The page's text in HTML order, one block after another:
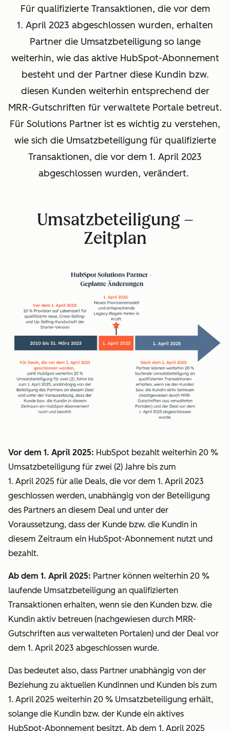
Für qualifizierte Transaktionen, die vor dem
1. April 2023 abgeschlossen wurden, erhalten
Partner die Umsatzbeteiligung so lange
weiterhin, wie das aktive HubSpot-Abonnement
besteht und der Partner diese Kundin bzw.
diesen Kunden weiterhin entsprechend der
MRR-Gutschriften für verwaltete Portale betreut.
Für Solutions Partner ist es wichtig zu verstehen,
wie sich die Umsatzbeteiligung für qualifizierte
Transaktionen, die vor dem 1. April 2023
abgeschlossen wurden, verändert.
Umsatzbeteiligung –
Zeitplan
Vor dem 1. April 2025: HubSpot bezahlt weiterhin 20 %
Umsatzbeteiligung für zwei (2) Jahre bis zum
1. April 2025 für alle Deals, die vor dem 1. April 2023
geschlossen werden, unabhängig von der Beteiligung
des Partners an diesem Deal und unter der
Voraussetzung, dass der Kunde bzw. die Kundin in
diesem Zeitraum ein HubSpot-Abonnement nutzt und
bezahlt.
Ab dem 1. April 2025: Partner können weiterhin 20 %
laufende Umsatzbeteiligung an qualifizierten
Transaktionen erhalten, wenn sie den Kunden bzw. die
Kundin aktiv betreuen (nachgewiesen durch MRR-
Gutschriften aus verwalteten Portalen) und der Deal vor
dem 1. April 2023 abgeschlossen wurde.
Das bedeutet also, dass Partner unabhängig von der
Beziehung zu aktuellen Kundinnen und Kunden bis zum
1. April 2025 weiterhin 20 % Umsatzbeteiligung erhält,
solange die Kundin bzw. der Kunde ein aktives
HubSpot-Abonnement besitzt. Ab dem 1. April 2025